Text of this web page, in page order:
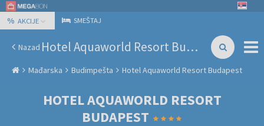
% AKCIJE SMEŠTAJ
Nazad Hotel Aquaworld Resort Budapest
Mađarska Budimpešta Hotel Aquaworld Resort Budapest
HOTEL AQUAWORLD RESORT
BUDAPEST